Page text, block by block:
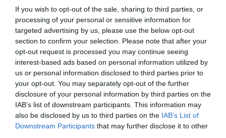
If you wish to opt-out of the sale, sharing to third parties, or
processing of your personal or sensitive information for
targeted advertising by us, please use the below opt-out
section to confirm your selection. Please note that after your
opt-out request is processed you may continue seeing
interest-based ads based on personal information utilized by
us or personal information disclosed to third parties prior to
your opt-out. You may separately opt-out of the further
disclosure of your personal information by third parties on the
IAB’s list of downstream participants. This information may
also be disclosed by us to third parties on the IAB’s List of
Downstream Participants that may further disclose it to other
a színésznő egy aranyos fotóval örökített meg. A képen a
kislányok édesapjukkal együtt hóembert építenek,
arcukon a gyermeki öröm és lelkesedés elragadó.
Hasonlóan megható pillanatokat osztott meg Rúzsa
Magdi is, aki hármasikreiről, Kevéről, Zalánról és Lujzáról
tett közzé képet. A gyerekek kíváncsian és csodálattal
figyelték, ahogy a táj hófehérré változik körülöttük.
Vasvári Vivien is örömmel rakta ki a legkisebb gyermeke
első szánkózási élményét.